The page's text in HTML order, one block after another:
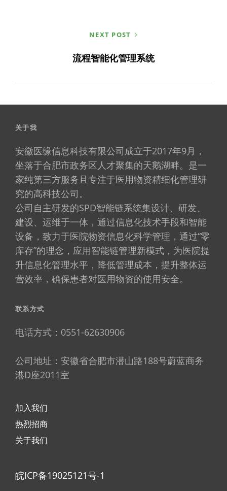
NEXT POST
流程智能化管理系统
关于我
安徽医缘信息科技有限公司成立于2017年9月，
坐落于合肥市政务区人才聚集的天鹅湖畔。是一
家纯第三方服务且专注于医用物资精细化管理研
究的高科技公司。
公司自主研发的SPD智能链系统集设计、研发、
建设、运维于一体，通过信息化技术手段和智能
设备，致力于医院物资信息化科学管理，通过“零
库存”的理念，应用智能链管理新模式，为医院提
升信息化管理水平，降低管理成本，提升整体运
营效率，确保患者对医用物资的使用安全。
联系方式
电话方式：0551-62630906
公司地址：安徽省合肥市潜山路188号蔚蓝商务
港D座2011室
加入我们
热烈招商
关于我们
皖ICP备19025121号-1